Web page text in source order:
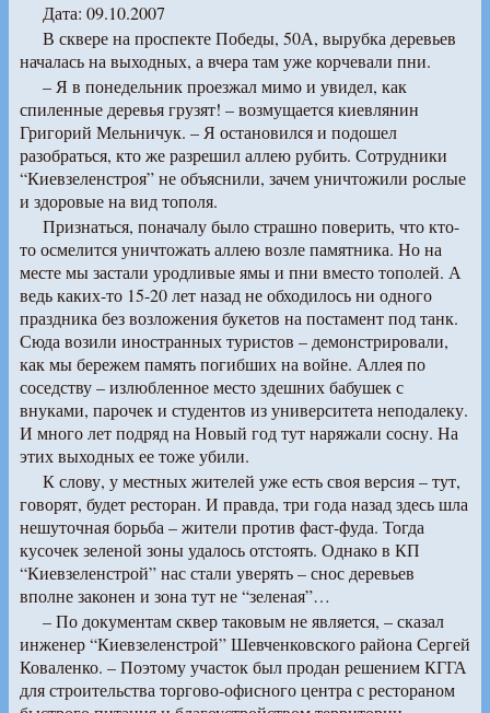
Дата: 09.10.2007
В сквере на проспекте Победы, 50А, вырубка деревьев
началась на выходных, а вчера там уже корчевали пни.
– Я в понедельник проезжал мимо и увидел, как
спиленные деревья грузят! – возмущается киевлянин
Григорий Мельничук. – Я остановился и подошел
разобраться, кто же разрешил аллею рубить. Сотрудники
“Киевзеленстроя” не объяснили, зачем уничтожили рослые
и здоровые на вид тополя.
Признаться, поначалу было страшно поверить, что кто-
то осмелится уничтожать аллею возле памятника. Но на
месте мы застали уродливые ямы и пни вместо тополей. А
ведь каких-то 15-20 лет назад не обходилось ни одного
праздника без возложения букетов на постамент под танк.
Сюда возили иностранных туристов – демонстрировали,
как мы бережем память погибших на войне. Аллея по
соседству – излюбленное место здешних бабушек с
внуками, парочек и студентов из университета неподалеку.
И много лет подряд на Новый год тут наряжали сосну. На
этих выходных ее тоже убили.
К слову, у местных жителей уже есть своя версия – тут,
говорят, будет ресторан. И правда, три года назад здесь шла
нешуточная борьба – жители против фаст-фуда. Тогда
кусочек зеленой зоны удалось отстоять. Однако в КП
“Киевзеленстрой” нас стали уверять – снос деревьев
вполне законен и зона тут не “зеленая”…
– По документам сквер таковым не является, – сказал
инженер “Киевзеленстрой” Шевченковского района Сергей
Коваленко. – Поэтому участок был продан решением КГГА
для строительства торгово-офисного центра с рестораном